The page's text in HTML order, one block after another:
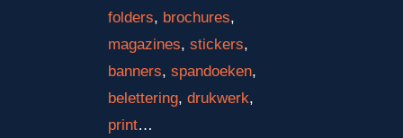
folders, brochures,
magazines, stickers,
banners, spandoeken,
belettering, drukwerk,
print…